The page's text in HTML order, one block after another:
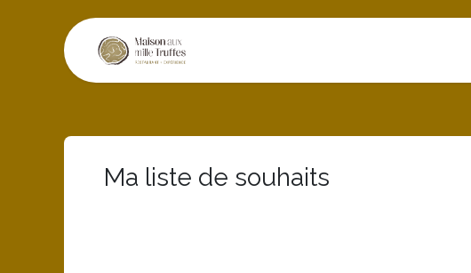
Se rendre au contenu
Ma liste de souhaits